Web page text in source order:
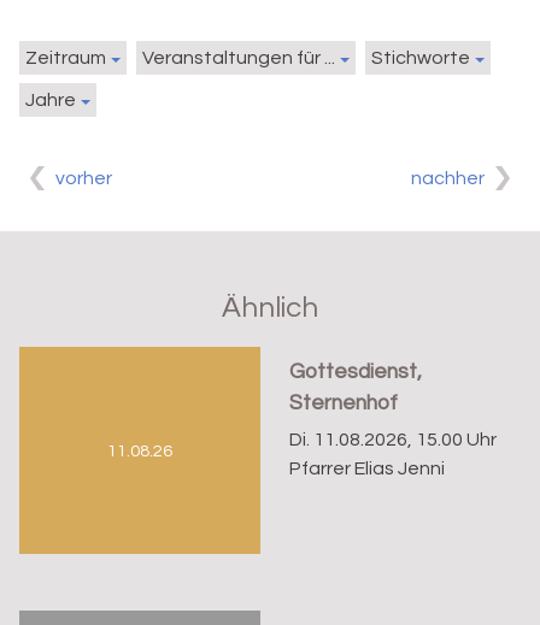
Zeitraum Veranstaltungen für ... Stichworte
Jahre
vorher nachher
Ähnlich
11.08.26
Gottesdienst,
Sternenhof
Di. 11.08.2026, 15.00 Uhr
Pfarrer Elias Jenni